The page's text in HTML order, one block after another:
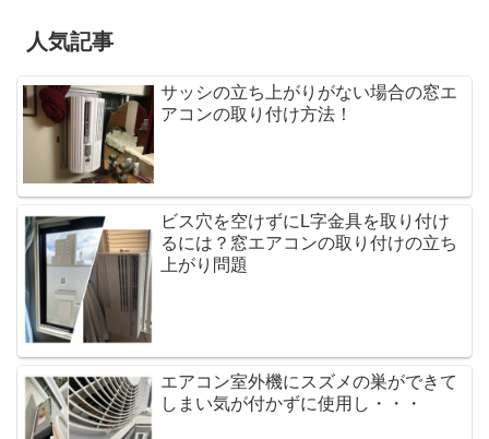
人気記事
サッシの立ち上がりがない場合の窓エ
アコンの取り付け方法！
ビス穴を空けずにL字金具を取り付け
るには？窓エアコンの取り付けの立ち
上がり問題
エアコン室外機にスズメの巣ができて
しまい気が付かずに使用し・・・